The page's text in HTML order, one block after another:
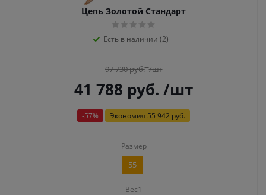
Цепь Золотой Стандарт
Есть в наличии (2)
97 730руб. /шт
41 788 руб. /шт
-57% Экономия 55 942 руб.
Размер
55
Вес1